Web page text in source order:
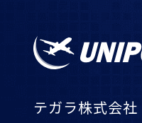
テガラ株式会社